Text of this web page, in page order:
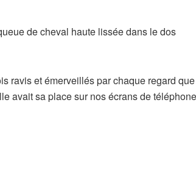
ravis et émerveillés par chaque regard que
avait sa place sur nos écrans de